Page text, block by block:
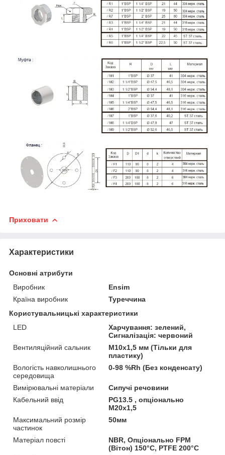
Приховати
Характеристики
Основні атрибути
Виробник
Ensim
Країна виробник
Туреччина
Користувальницькі характеристики
LED
Харчування: зелений,
Сигналізація: червоний
Вентиляційний сальник
M10x1,5 мм (Тільки для
пластику)
Вологість навколишнього
середовища
0-98 %Rh (Без конденсату)
Вимірювальні матеріали
Сипучі речовини
Кабельний ввід
PG13.5 , опціонально
M20x1,5
Максимальний розмір
частинок
50мм
Матеріал повсті
NBR, Опціонально FPM
(Вітон) 150°C, PTFE 200°C